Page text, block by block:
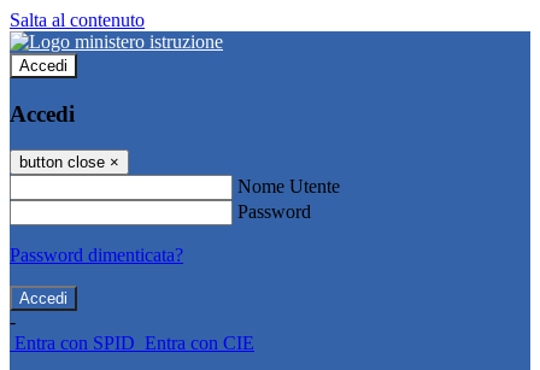
Salta al contenuto
Accedi
Accedi
button close ×
Nome Utente
Password
Password dimenticata?
-
Entra con SPID Entra con CIE